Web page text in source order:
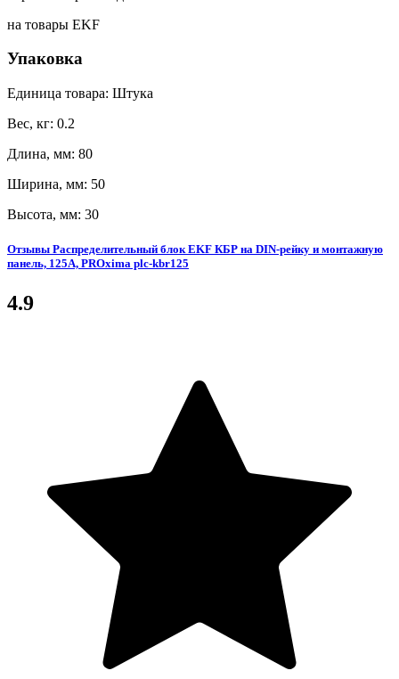
на товары EKF
Упаковка
Единица товара: Штука
Вес, кг: 0.2
Длина, мм: 80
Ширина, мм: 50
Высота, мм: 30
Отзывы Распределительный блок EKF КБР на DIN-рейку и монтажную
панель, 125A, PROxima plc-kbr125
4.9